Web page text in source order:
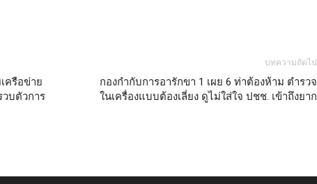
ครือข่าย
วบตัวการ
บทความถัดไป
กองกำกับการอารักขา 1 เผย 6 ท่าต้องห้าม ตำรวจ
ในเครื่องแบบต้องเลี่ยง ดูไม่ใส่ใจ ปชช. เข้าถึงยาก